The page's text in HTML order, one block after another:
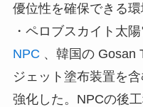
優位性を確保できる環
・ペロブスカイト太
NPC 、韓国の Gosan
ジェット塗布装置を
強化した。NPCの後